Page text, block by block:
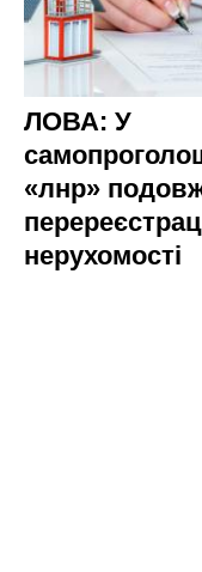
ЛОВА: У
«лнр»
нерухомості